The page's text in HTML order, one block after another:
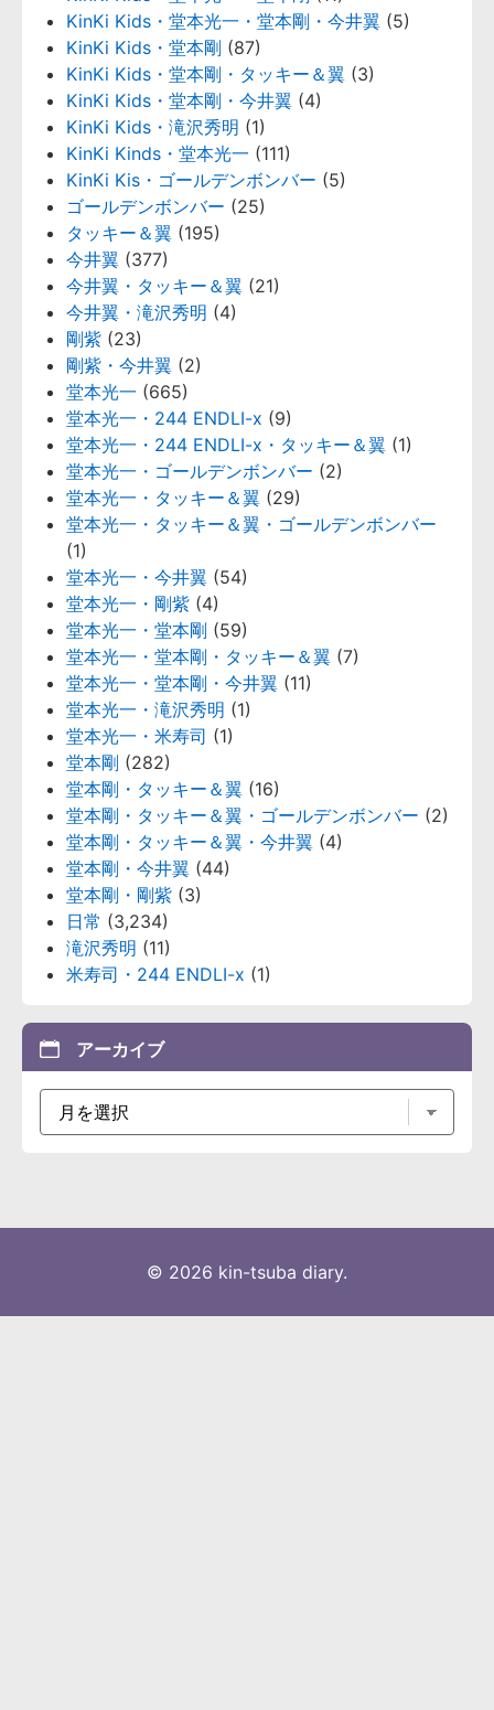
KinKi Kids・堂本光一・堂本剛・今井翼 (5)
KinKi Kids・堂本剛 (87)
KinKi Kids・堂本剛・タッキー＆翼 (3)
KinKi Kids・堂本剛・今井翼 (4)
KinKi Kids・滝沢秀明 (1)
KinKi Kinds・堂本光一 (111)
KinKi Kis・ゴールデンボンバー (5)
ゴールデンボンバー (25)
タッキー＆翼 (195)
今井翼 (377)
今井翼・タッキー＆翼 (21)
今井翼・滝沢秀明 (4)
剛紫 (23)
剛紫・今井翼 (2)
堂本光一 (665)
堂本光一・244 ENDLI-x (9)
堂本光一・244 ENDLI-x・タッキー＆翼 (1)
堂本光一・ゴールデンボンバー (2)
堂本光一・タッキー＆翼 (29)
堂本光一・タッキー＆翼・ゴールデンボンバー
(1)
堂本光一・今井翼 (54)
堂本光一・剛紫 (4)
堂本光一・堂本剛 (59)
堂本光一・堂本剛・タッキー＆翼 (7)
堂本光一・堂本剛・今井翼 (11)
堂本光一・滝沢秀明 (1)
堂本光一・米寿司 (1)
堂本剛 (282)
堂本剛・タッキー＆翼 (16)
堂本剛・タッキー＆翼・ゴールデンボンバー (2)
堂本剛・タッキー＆翼・今井翼 (4)
堂本剛・今井翼 (44)
堂本剛・剛紫 (3)
日常 (3,234)
滝沢秀明 (11)
米寿司・244 ENDLI-x (1)
アーカイブ
© 2026 kin-tsuba diary.